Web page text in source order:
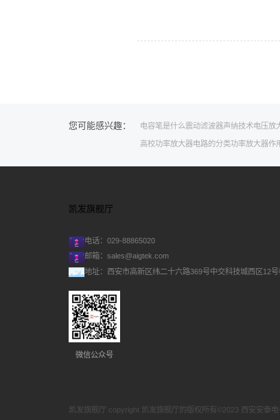
您可能感兴趣： 电容笔是什么震动滤波器声纳技术电压放
高校功率放大器电路的分类功率放大器作
凯发旗舰厅
电话：029-88865020
邮箱： sales@aigtek.com
地址：西安市高新区纬二十六路369号中交科技城西区12号
微信公众号
凯发旗舰厅 copyright 凯发旗舰厅的版权所有©2023 西安安泰